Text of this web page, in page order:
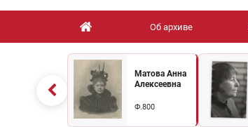
Об архиве
Матова Анна
Алексеевна
Ф.800